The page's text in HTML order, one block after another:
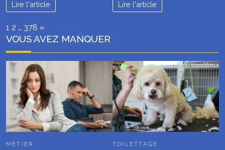
Lire l'article Lire l'article
Page:
1 2 … 378 Next
»
VOUS AVEZ MANQUER
MÉTIER TOILETTAGE